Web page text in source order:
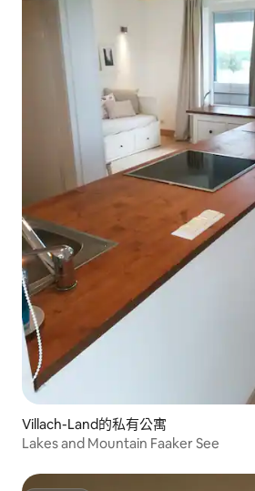
Villach-Land的私有公寓
Lakes and Mountain Faaker See